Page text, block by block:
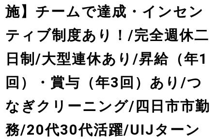
施】チームで達成・インセン
ティブ制度あり！/完全週休二
日制/大型連休あり/昇給（年1
回）・賞与（年3回）あり/つ
なぎクリーニング/四日市市勤
務/20代30代活躍/UIJターン